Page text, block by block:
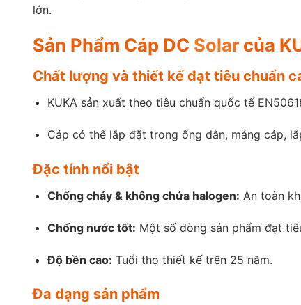
lớn.
Sản Phẩm Cáp DC Solar của
Chất lượng và thiết kế đạt tiêu chuẩn
KUKA sản xuất theo tiêu chuẩn quốc tế
Cáp có thể lắp đặt trong ống dẫn, máng cáp,
Đặc tính nổi bật
Chống cháy & không chứa halogen: An toàn
Chống nước tốt: Một số dòng sản phẩm đạt
Độ bền cao: Tuổi thọ thiết kế trên 25 năm.
Đa dạng sản phẩm